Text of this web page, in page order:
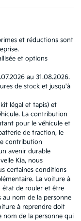
et réductions sont
et options
au 31.08.2026.
de stock et jusqu'à
légal et tapis) et
La contribution
pour le véhicule et
de traction, le
contribution
avenir durable
Kia, nous
certaines conditions
La voiture à
état de rouler et être
au nom de la personne
à reprendre doit
nom de la personne qui